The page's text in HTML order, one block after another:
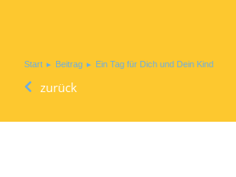
Sie befinden sich hier:
Start Beitrag Ein Tag für Dich und Dein Kind
zurück